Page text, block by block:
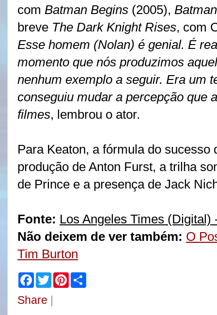
com Batman Begins (2005),
breve The Dark Knight Rises, com
Esse homem (Nolan) é genial. É
momento que nós produzimos
nenhum exemplo a seguir. Era um
conseguiu mudar a percepção que
filmes, lembrou o ator.
Para Keaton, a fórmula do sucesso
produção de Anton Furst, a trilha
de Prince e a presença de Jack
Fonte: Los Angeles Times (Digital)
Não deixem de ver também: O
Tim Burton
F
e
T
w
t
P
Share |